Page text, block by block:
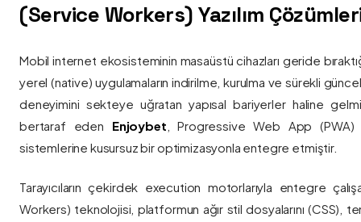
(Service Workers) Yazılım
Mobil internet ekosisteminin masaüstü cihazları geride
yerel (native) uygulamaların indirilme, kurulma ve sürekli
deneyimini sekteye uğratan yapısal bariyerler haline
bertaraf eden Enjoybet , Progressive Web App (PWA)
sistemlerine kusursuz bir optimizasyonla entegre etmiştir.
Tarayıcıların çekirdek execution motorlarıyla entegre
Workers) teknolojisi, platformun ağır stil dosyalarını (CSS),